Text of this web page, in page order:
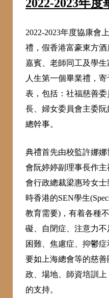
2022-2023年度
2022-2023年度協康會
禮，假香港富豪東方
嘉賓、老師同工及學
人生第一個畢業禮，
表，包括：社福慈善
長、婦女委員會主委
總幹事。
典禮首先由校監許娜
會阮婷婷副理事長作
會行政總裁梁惠玲女
時香港的SEN學生
教育需要)，有着各種
礙、自閉症、注意力
困難、焦慮症、抑鬱
要如上海總會等的慈
政、場地、師資培訓
的支持。